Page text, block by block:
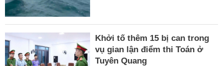
Khởi tố thêm 15 bị can trong
vụ gian lận điểm thi Toán ở
Tuyên Quang